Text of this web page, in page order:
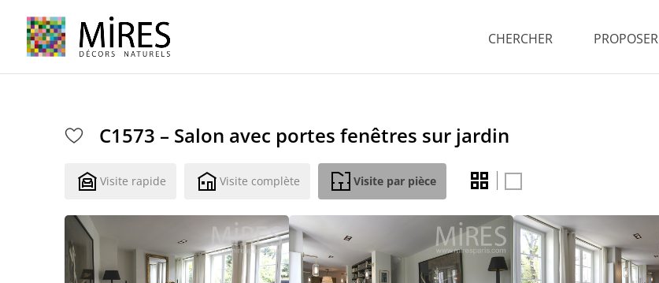
CHERCHER PROPOSER
C1573 – Salon avec portes fenêtres sur jardin
Visite rapide Visite complète Visite par pièce